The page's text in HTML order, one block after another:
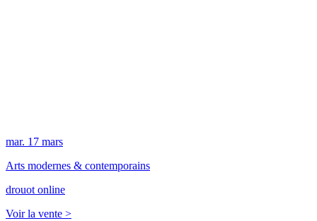
mar. 17 mars
Arts modernes & contemporains
drouot online
Voir la vente >